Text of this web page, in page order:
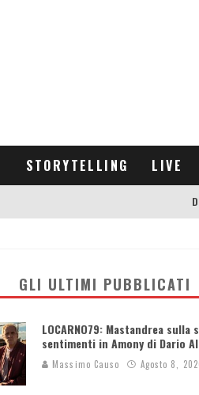
STORYTELLING LIVE
GLI ULTIMI PUBBLICATI
LOCARNO79: Mastandrea sulla
sentimenti in Amony di Dario
Massimo Causo Agosto 8,